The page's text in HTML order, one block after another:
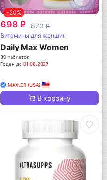
-20%
698 q 873q
Витамины для женщин
Daily Max Women
30 таблеток
Годен до01.06.2027
MAXLER (USA)
В корзину